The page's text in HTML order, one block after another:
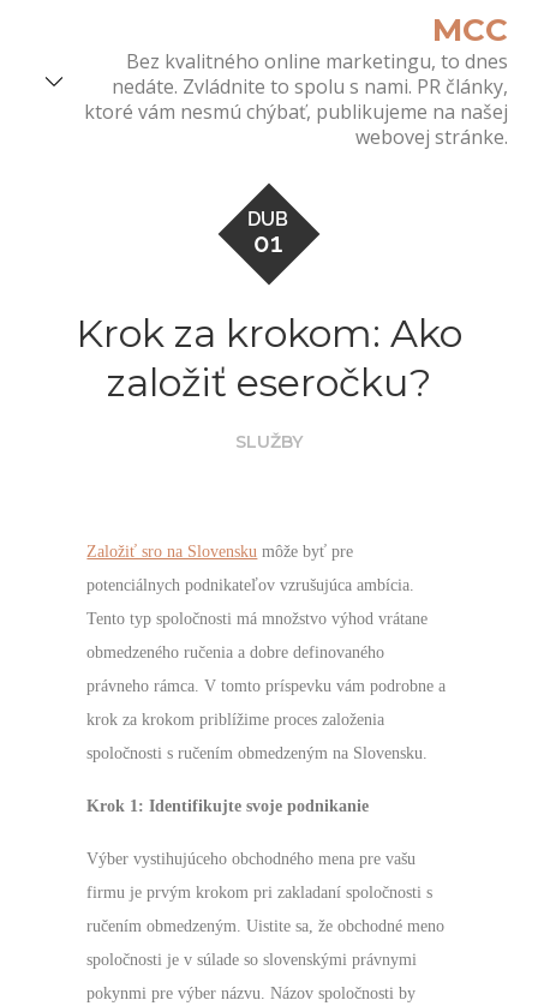
content
MCC
Bez kvalitného online marketingu, to dnes
nedáte. Zvládnite to spolu s nami. PR články,
ktoré vám nesmú chýbať, publikujeme na našej
webovej stránke.
DUB
01
Krok za krokom: Ako
založiť eseročku?
SLUŽBY
Založiť sro na Slovensku môže byť pre
potenciálnych podnikateľov vzrušujúca ambícia.
Tento typ spoločnosti má množstvo výhod vrátane
obmedzeného ručenia a dobre definovaného
právneho rámca. V tomto príspevku vám podrobne a
krok za krokom priblížime proces založenia
spoločnosti s ručením obmedzeným na Slovensku.
Krok 1: Identifikujte svoje podnikanie
Výber vystihujúceho obchodného mena pre vašu
firmu je prvým krokom pri zakladaní spoločnosti s
ručením obmedzeným. Uistite sa, že obchodné meno
spoločnosti je v súlade so slovenskými právnymi
pokynmi pre výber názvu. Názov spoločnosti by